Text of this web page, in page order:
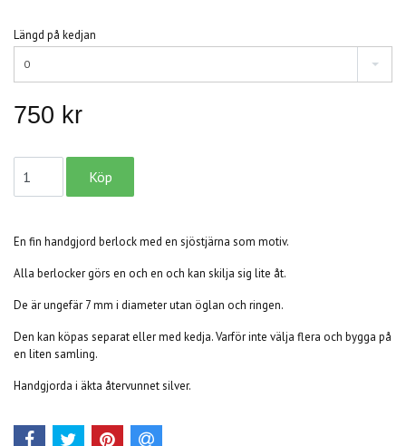
Längd på kedjan
0
750 kr
En fin handgjord berlock med en sjöstjärna som motiv.
Alla berlocker görs en och en och kan skilja sig lite åt.
De är ungefär 7 mm i diameter utan öglan och ringen.
Den kan köpas separat eller med kedja. Varför inte välja flera och bygga på
en liten samling.
Handgjorda i äkta återvunnet silver.